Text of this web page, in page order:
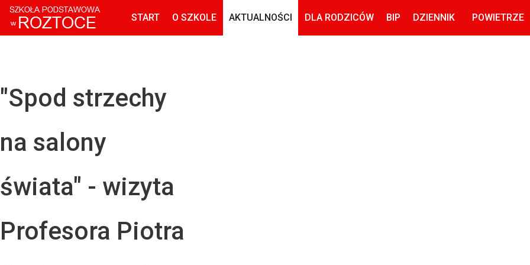
START O SZKOLE AKTUALNOŚCI DLA RODZICÓW BIP DZIENNIK POWIETRZE
"Spod strzechy
na salony
świata" - wizyta
Profesora Piotra